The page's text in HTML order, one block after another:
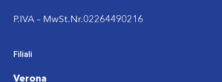
P.IVA – MwSt.Nr.02264490216
Filiali
Verona